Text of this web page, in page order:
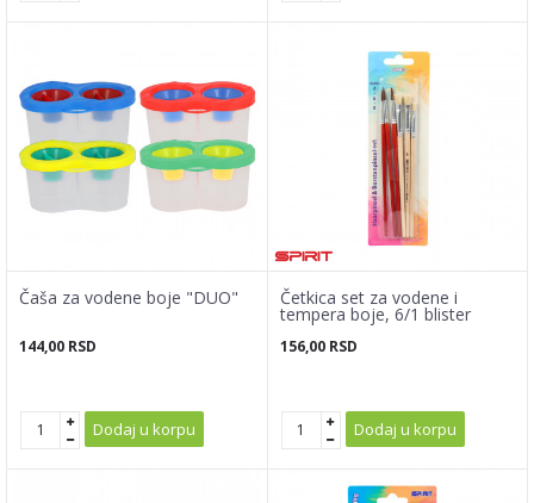
Čaša za vodene boje "DUO"
144,00 RSD
Dodaj u korpu
Četkica set za vodene i
tempera boje, 6/1 blister
156,00 RSD
Dodaj u korpu